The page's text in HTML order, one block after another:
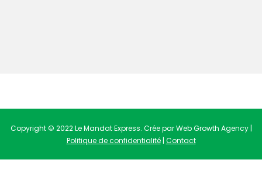
Copyright © 2022 Le Mandat Express. Crée par Web Growth Agency |
Politique de confidentialité| Contact